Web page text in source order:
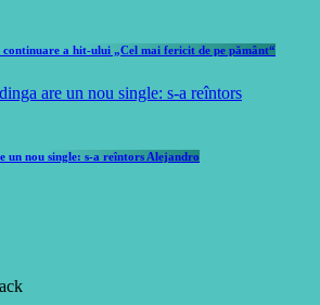
a hit-ului „Cel mai fericit de pe pământ“
un nou single: s-a reîntors Alejandro